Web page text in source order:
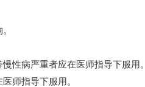
性病严重者应在医师指导下服用。
师指导下服用。